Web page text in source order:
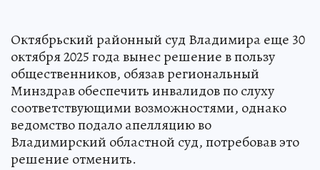
Октябрьский районный суд Владимира еще 30
октября 2025 года вынес решение в пользу
общественников, обязав региональный
Минздрав обеспечить инвалидов по слуху
соответствующими возможностями, однако
ведомство подало апелляцию во
Владимирский областной суд, потребовав это
решение отменить.